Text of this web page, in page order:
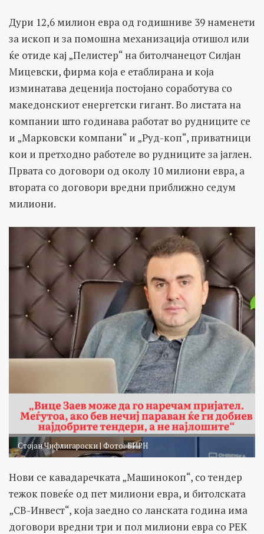
Дури 12,6 милион евра од годишниве 39 наменети
за ископ и за помошна механизација отишол или
ќе отиде кај „Пелистер“ на битолчанецот Силјан
Мицевски, фирма која е етаблирана и која
изминатава деценија постојано соработува со
македонскиот енергетски гигант. Во листата на
компании што годинава работат во рудниците се
и „Марковски компани“ и „Руд-коп“, приватници
кои и претходнo работеле во рудниците за јаглен.
Првата со договори од околу 10 милиони евра, а
втората со договори вредни приближно седум
милиони.
Стојан Чифлигароски | Фото: БИРН
Нови се кавадаречката „Машинокоп“, со тендер
тежок повеќе од пет милиони евра, и битолската
„СВ-Инвест“, која заедно со ланската година има
договори вредни три и пол милиони евра со РЕК